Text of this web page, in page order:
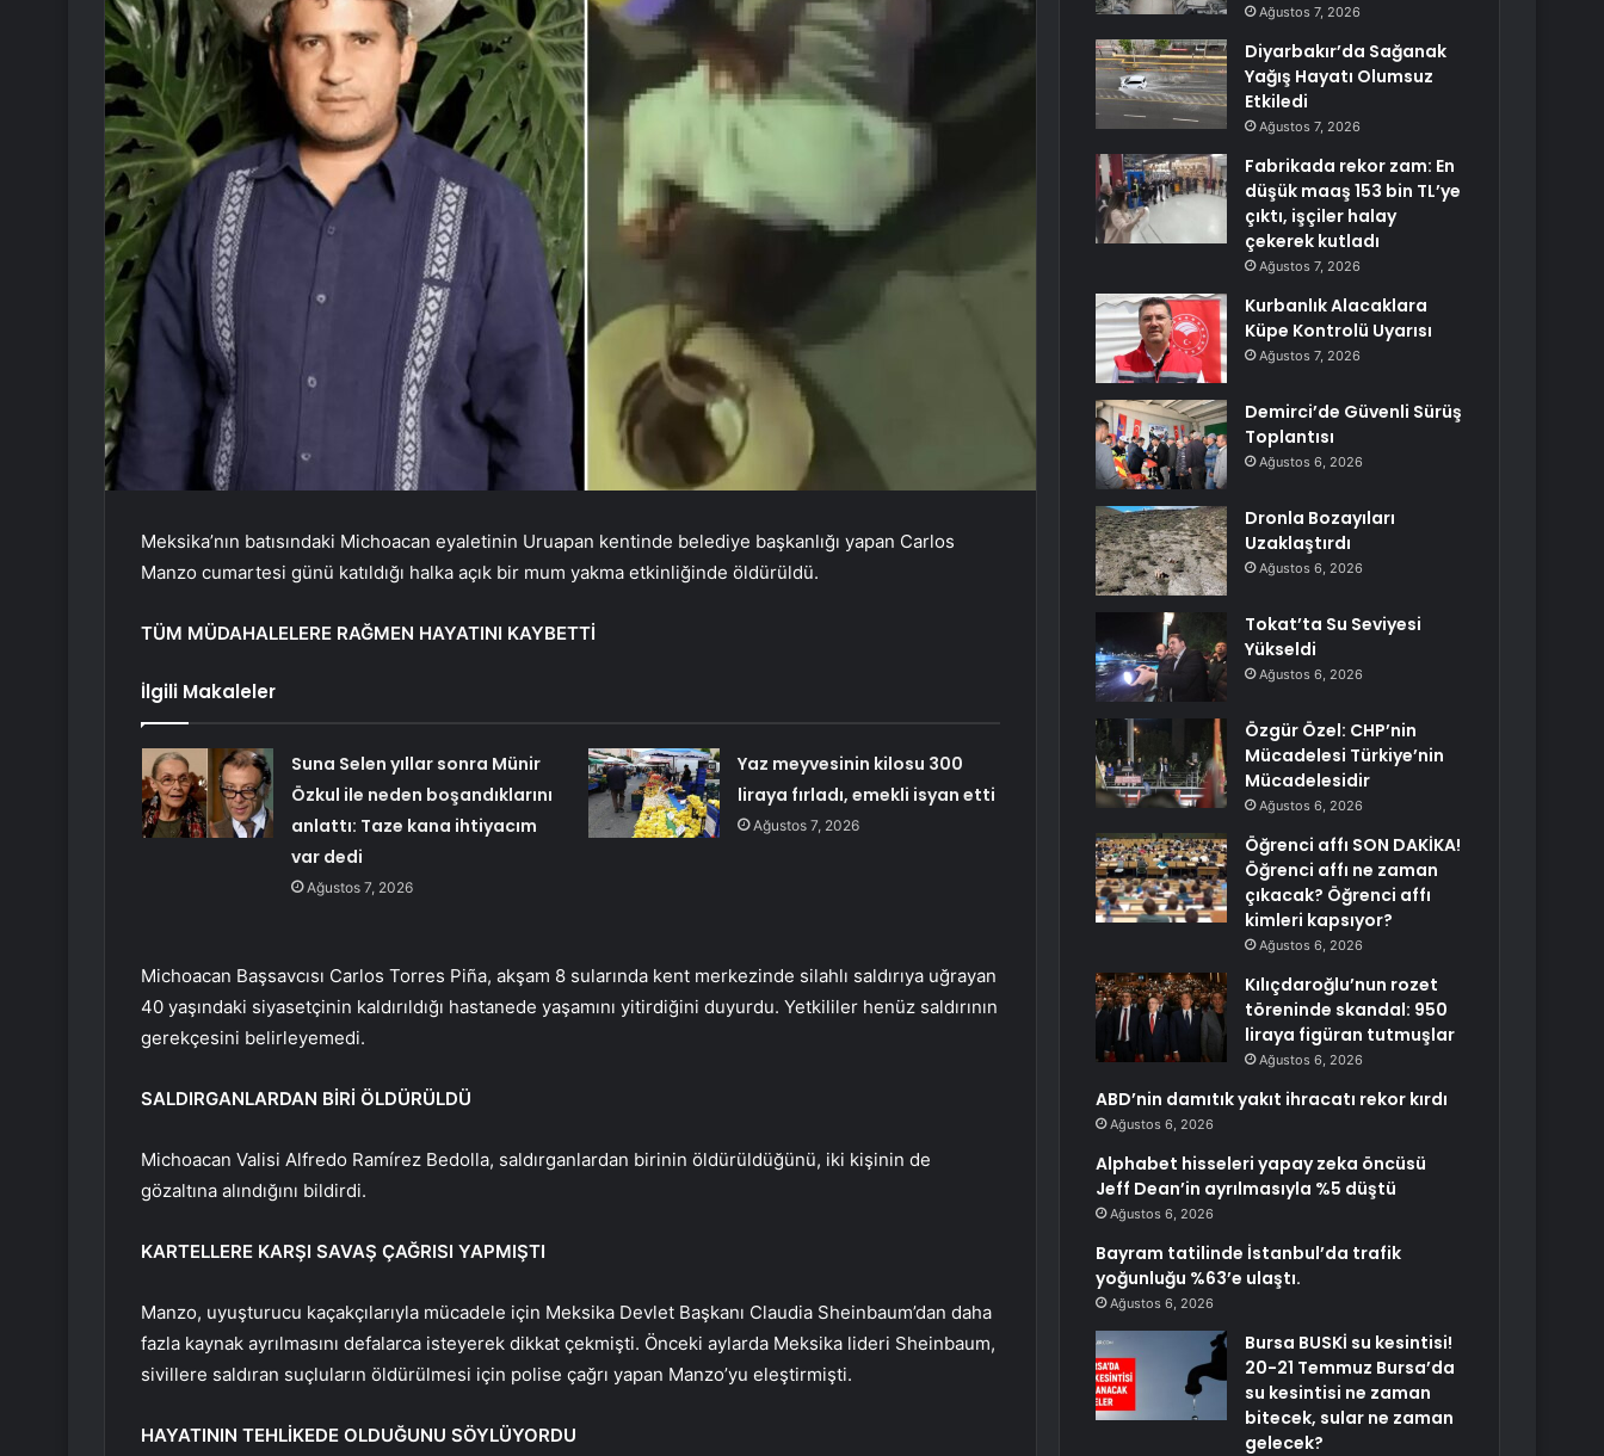
Meksika’nın batısındaki Michoacan eyaletinin Uruapan kentinde belediye başkanlığı yapan Carlos
Manzo cumartesi günü katıldığı halka açık bir mum yakma etkinliğinde öldürüldü.
TÜM MÜDAHALELERE RAĞMEN HAYATINI KAYBETTİ
İlgili Makaleler
Suna Selen yıllar sonra Münir
Özkul ile neden boşandıklarını
anlattı: Taze kana ihtiyacım
var dedi
Ağustos 7, 2026
Yaz meyvesinin kilosu 300
liraya fırladı, emekli isyan etti
Ağustos 7, 2026
Michoacan Başsavcısı Carlos Torres Piña, akşam 8 sularında kent merkezinde silahlı saldırıya uğrayan
40 yaşındaki siyasetçinin kaldırıldığı hastanede yaşamını yitirdiğini duyurdu. Yetkililer henüz saldırının
gerekçesini belirleyemedi.
SALDIRGANLARDAN BİRİ ÖLDÜRÜLDÜ
Michoacan Valisi Alfredo Ramírez Bedolla, saldırganlardan birinin öldürüldüğünü, iki kişinin de
gözaltına alındığını bildirdi.
KARTELLERE KARŞI SAVAŞ ÇAĞRISI YAPMIŞTI
Manzo, uyuşturucu kaçakçılarıyla mücadele için Meksika Devlet Başkanı Claudia Sheinbaum’dan daha
fazla kaynak ayrılmasını defalarca isteyerek dikkat çekmişti. Önceki aylarda Meksika lideri Sheinbaum,
sivillere saldıran suçluların öldürülmesi için polise çağrı yapan Manzo’yu eleştirmişti.
HAYATININ TEHLİKEDE OLDUĞUNU SÖYLÜYORDU
Ağustos 7, 2026
Diyarbakır’da Sağanak
Yağış Hayatı Olumsuz
Etkiledi
Ağustos 7, 2026
Fabrikada rekor zam: En
düşük maaş 153 bin TL’ye
çıktı, işçiler halay
çekerek kutladı
Ağustos 7, 2026
Kurbanlık Alacaklara
Küpe Kontrolü Uyarısı
Ağustos 7, 2026
Demirci’de Güvenli Sürüş
Toplantısı
Ağustos 6, 2026
Dronla Bozayıları
Uzaklaştırdı
Ağustos 6, 2026
Tokat’ta Su Seviyesi
Yükseldi
Ağustos 6, 2026
Özgür Özel: CHP’nin
Mücadelesi Türkiye’nin
Mücadelesidir
Ağustos 6, 2026
Öğrenci affı SON DAKİKA!
Öğrenci affı ne zaman
çıkacak? Öğrenci affı
kimleri kapsıyor?
Ağustos 6, 2026
Kılıçdaroğlu’nun rozet
töreninde skandal: 950
liraya figüran tutmuşlar
Ağustos 6, 2026
ABD’nin damıtık yakıt ihracatı rekor kırdı
Ağustos 6, 2026
Alphabet hisseleri yapay zeka öncüsü
Jeff Dean’in ayrılmasıyla %5 düştü
Ağustos 6, 2026
Bayram tatilinde İstanbul’da trafik
yoğunluğu %63’e ulaştı.
Ağustos 6, 2026
Bursa BUSKİ su kesintisi!
20-21 Temmuz Bursa’da
su kesintisi ne zaman
bitecek, sular ne zaman
gelecek?